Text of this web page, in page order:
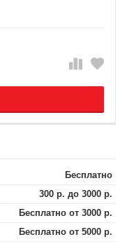
Бесплатно
300 р. до 3000 р.
Бесплатно от 3000 р.
Бесплатно от 5000 р.